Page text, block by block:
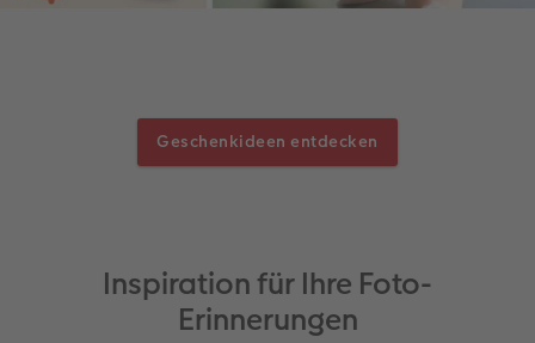
Geschenkideen entdecken
Inspiration für Ihre Foto-
Erinnerungen